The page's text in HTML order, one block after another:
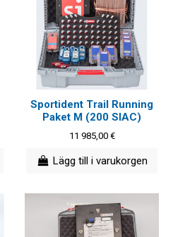
Sportident Trail Running
Paket M (200 SIAC)
11 985,00 €
Lägg till i varukorgen